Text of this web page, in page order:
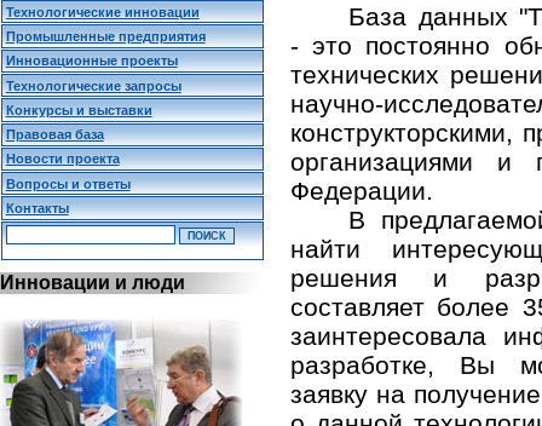
База данных
- это постоянно
технических
научно-
организациями и
Федерации.
В
найти
решения и
составляет более
заинтересовала
разработке, Вы
заявку на
Технологические инновации
Промышленные предприятия
Инновационные проекты
Технологические запросы
Конкурсы и выставки
Правовая база
Новости проекта
Вопросы и ответы
Контакты
Инновации и люди